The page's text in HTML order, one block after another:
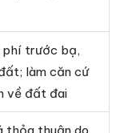
phí trước bạ,
làm căn cứ
về đất đai
thỏa thuận do